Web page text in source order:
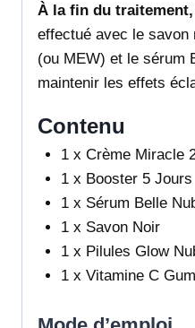
À la fin du traitement,
effectué avec le savon
(ou MEW) et le sérum
maintenir les effets
Contenu
1 x Crème Miracle
1 x Booster 5 Jours
1 x Sérum Belle
1 x Savon Noir
1 x Pilules Glow
1 x Vitamine C